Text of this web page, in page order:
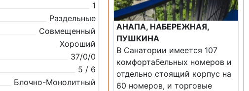
1
Раздельные
Совмещенный
Хороший
37/0/0
5 / 6
Блочно-Монолитный
АНАПА, НАБЕРЕЖНАЯ,
ПУШКИНА
В Санатории имеется 107
комфортабельных номеров и
отдельно стоящий корпус на
60 номеров, и торговые